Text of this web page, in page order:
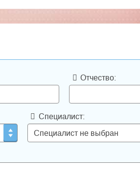
Rad, Beckman Coulter и др. В своей
постоянного повышения
удовлетворения потребителей
менеджмента качества (СМК). С ее
В лабораториях CMD
положений и документов
Международной организации
(ВОЗ),
химии и гематологии и
МЗ РФ, Государственные
Отчество:
Специалист: